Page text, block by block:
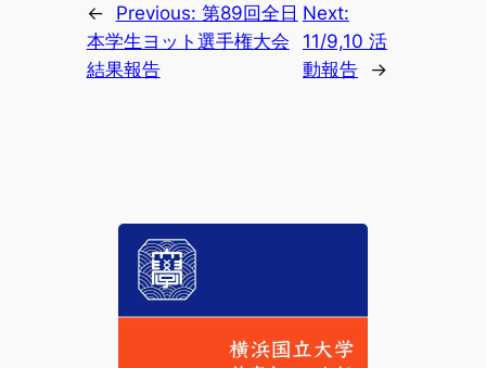
← Previous: 第89回全日
本学生ヨット選手権大会
結果報告
Next:
11/9,10 活
動報告
→